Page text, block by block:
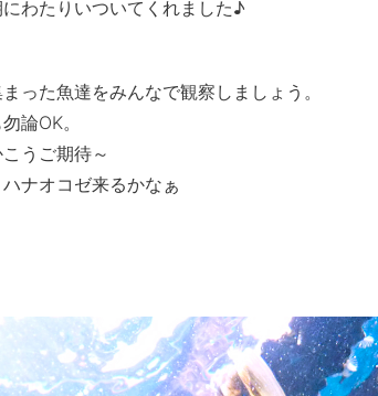
わたりいついてくれました♪
った魚達をみんなで観察しましょう。
論OK。
うご期待～
ナオコゼ来るかなぁ